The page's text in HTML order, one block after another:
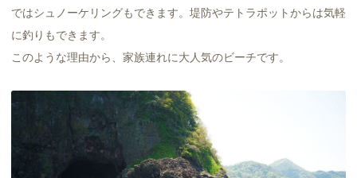
ではシュノーケリングもできます。堤防やテトラポットからは気軽
に釣りもできます。
このような理由から、家族連れに大人気のビーチです。